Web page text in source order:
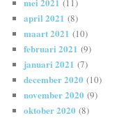
mei 2021 (11)
april 2021 (8)
maart 2021 (10)
februari 2021 (9)
januari 2021 (7)
december 2020 (10)
november 2020 (9)
oktober 2020 (8)